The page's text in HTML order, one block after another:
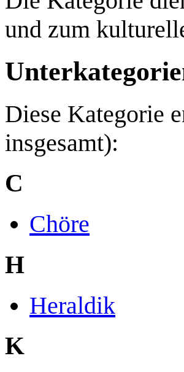
und zum
Diese Kategorie
insgesamt):
C
Chöre
H
Heraldik
K